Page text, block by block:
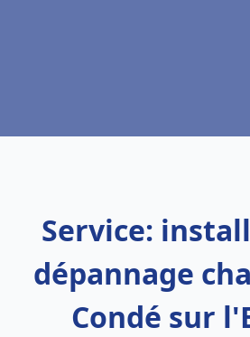
Service:
dépannage
Condé sur